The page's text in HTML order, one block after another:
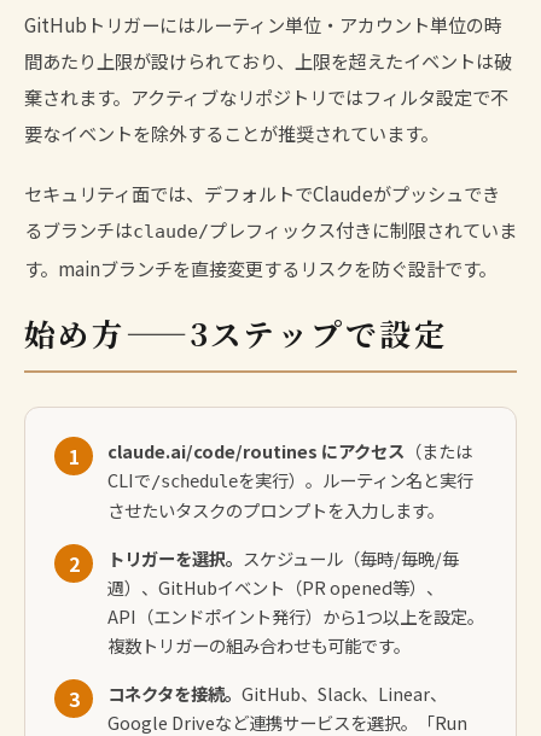
GitHubトリガーにはルーティン単位・アカウント単位の時
間あたり上限が設けられており、上限を超えたイベントは破
棄されます。アクティブなリポジトリではフィルタ設定で不
要なイベントを除外することが推奨されています。
セキュリティ面では、デフォルトでClaudeがプッシュでき
るブランチはclaude/プレフィックス付きに制限されていま
す。mainブランチを直接変更するリスクを防ぐ設計です。
始め方——3ステップで設定
1 claude.ai/code/routines にアクセス （または
CLIで/scheduleを実行）。ルーティン名と実行
させたいタスクのプロンプトを入力します。
2 トリガーを選択。 スケジュール（毎時/毎晩/毎
週）、GitHubイベント（PR opened等）、
API（エンドポイント発行）から1つ以上を設定。
複数トリガーの組み合わせも可能です。
3 コネクタを接続。 GitHub、Slack、Linear、
Google Driveなど連携サービスを選択。「Run